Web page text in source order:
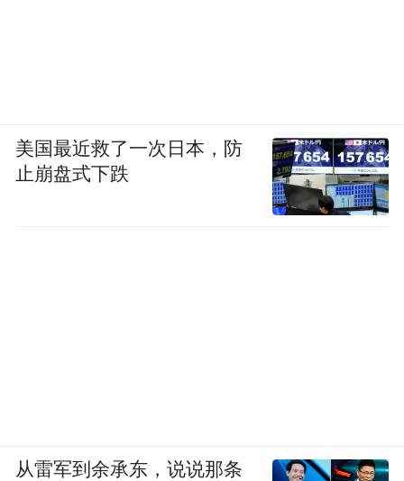
美国最近救了一次日本，防
止崩盘式下跌
从雷军到余承东，说说那条